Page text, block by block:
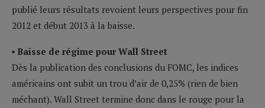
publié leurs résultats revoient leurs perspectives pour fin
2012 et début 2013 à la baisse.
▪ Baisse de régime pour Wall Street
Dès la publication des conclusions du FOMC, les indices
américains ont subit un trou d’air de 0,25% (rien de bien
méchant). Wall Street termine donc dans le rouge pour la